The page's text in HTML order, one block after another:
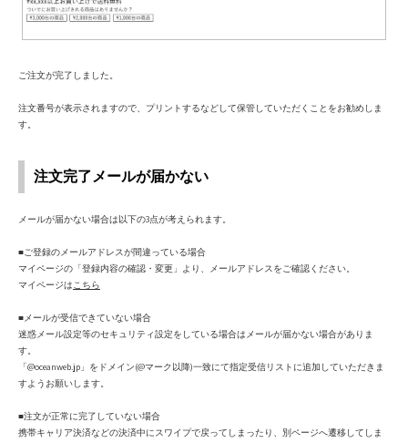
ご注文が完了しました。
注文番号が表示されますので、プリントするなどして保管していただくことをお勧めしま
す。
注文完了メールが届かない
メールが届かない場合は以下の3点が考えられます。
■ご登録のメールアドレスが間違っている場合
マイページの「登録内容の確認・変更」より、メールアドレスをご確認ください。
マイページはこちら
■メールが受信できていない場合
迷惑メール設定等のセキュリティ設定をしている場合はメールが届かない場合がありま
す。
「@oceanweb.jp」をドメイン(@マーク以降)一致にて指定受信リストに追加していただきま
すようお願いします。
■注文が正常に完了していない場合
携帯キャリア決済などの決済中にスワイプで戻ってしまったり、別ページへ遷移してしま